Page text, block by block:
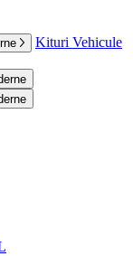
Kituri Vehicule